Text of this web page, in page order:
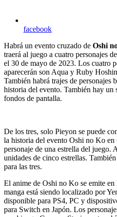
facebook
Habrá un evento cruzado de Oshi
traerá al juego a cuatro personajes
el 30 de mayo de 2023. Los cuatro
aparecerán son Aqua y Ruby
También habrá trajes de personajes
historia del evento. También hay
fondos de pantalla.
De los tres, solo Pieyon se puede
la historia del evento Oshi no Ko en
personaje de una estrella del juego.
unidades de cinco estrellas.
para las tres.
El anime de Oshi no Ko se emite
manga está siendo localizado por
disponible para PS4, PC y
para Switch en Japón. Los